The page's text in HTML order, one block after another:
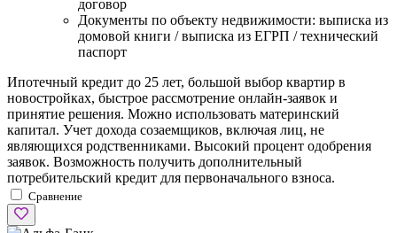
договор
Документы по объекту недвижимости: выписка из
домовой книги / выписка из ЕГРП / технический
паспорт
Ипотечный кредит до 25 лет, большой выбор квартир в
новостройках, быстрое рассмотрение онлайн-заявок и
принятие решения. Можно использовать материнский
капитал. Учет дохода созаемщиков, включая лиц, не
являющихся родственниками. Высокий процент одобрения
заявок. Возможность получить дополнительный
потребительский кредит для первоначального взноса.
Сравнение